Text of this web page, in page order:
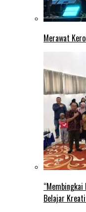
Merawat
Belajar